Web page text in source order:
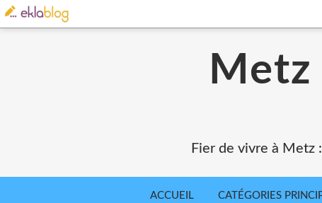
Fier de vivre à Metz
ACCUEIL CATÉGORIES